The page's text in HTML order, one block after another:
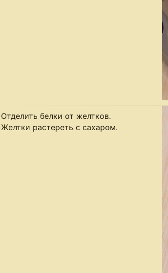
Отделить белки от желтков.
Желтки растереть с сахаром.